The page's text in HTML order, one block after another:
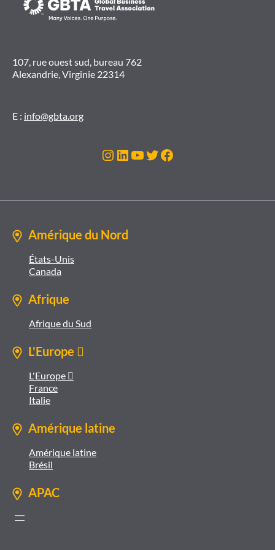
107, rue ouest sud, bureau 762
Alexandrie, Virginie 22314
E : info@gbta.org
Instagram
LinkedIn
YouTube
Twitter
Facebook
Amérique du Nord
États-Unis
Canada
Afrique
Afrique du Sud
L'Europe 
L'Europe 
France
Italie
Amérique latine
Amérique latine
Brésil
APAC